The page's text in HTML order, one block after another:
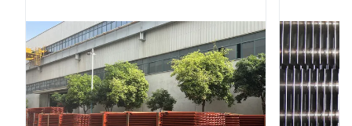
couverture déjà plus de 45 pays. Notre tuyau sans
couture et tube d'acier inoxydable ...